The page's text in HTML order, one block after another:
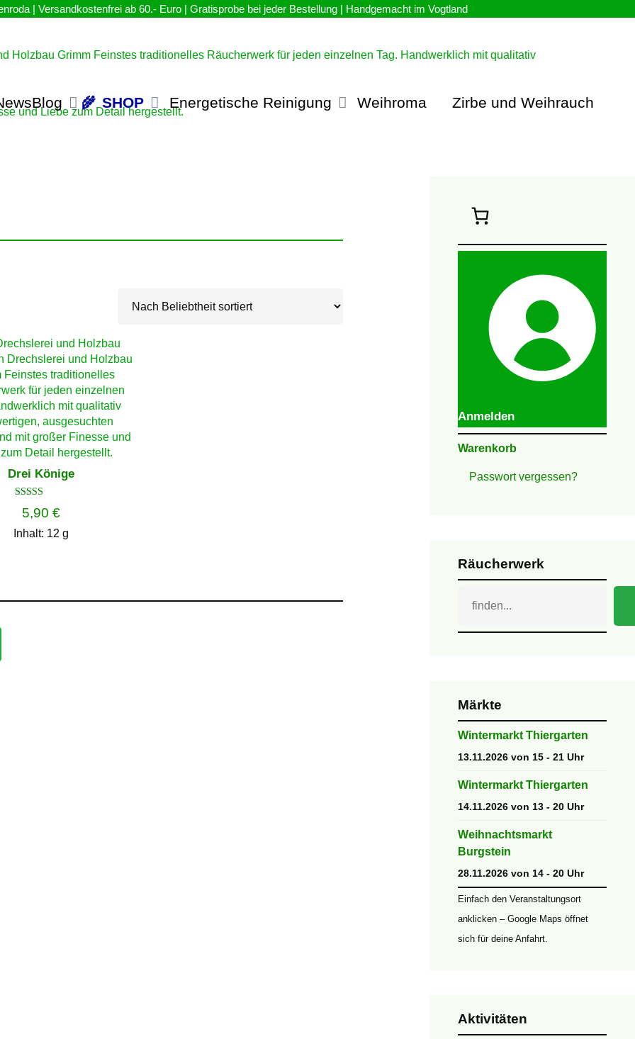
SHOP Energetische Reinigung Weihroma Zirbe und Weihrauch
Drei Könige
Bewertet
mit
von 5
5,90€
Inhalt: 12g
Anmelden
Warenkorb
Passwort vergessen?
Räucherwerk
Märkte
Wintermarkt Thiergarten
13.11.2026 von 15 - 21 Uhr
Wintermarkt Thiergarten
14.11.2026 von 13 - 20 Uhr
Weihnachtsmarkt
Burgstein
28.11.2026 von 14 - 20 Uhr
Einfach den Veranstaltungsort
anklicken – Google Maps öffnet
sich für deine Anfahrt.
Aktivitäten